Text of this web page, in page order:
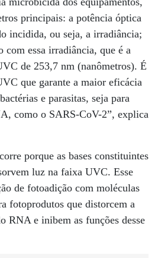
principais: a potência óptica
incidida, ou seja, a irradiância;
com essa irradiância, que é a
de 253,7 nm (nanômetros). É
que garante a maior eficácia
e parasitas, seja para
como o SARS-CoV-2”, explica
porque as bases constituintes
luz na faixa UVC. Esse
de fotoadição com moléculas
fotoprodutos que distorcem a
RNA e inibem as funções desse